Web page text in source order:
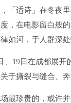
，「适诗」在冬夜
，在电影留白般
如河，于人群深
、19日在成都展
于撕裂与缝合、
最珍贵的，或许